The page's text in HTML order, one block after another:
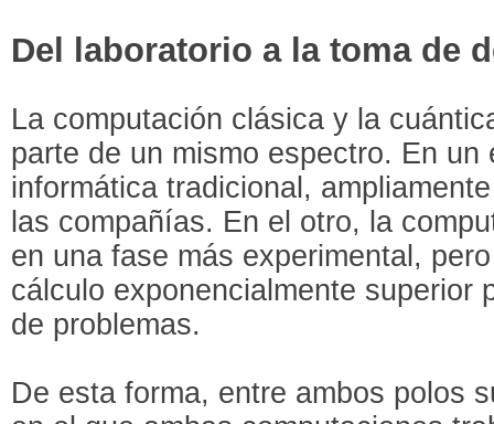
Del laboratorio a la toma de
La computación clásica y la
parte de un mismo espectro. En un
informática tradicional,
las compañías. En el otro, la
en una fase más experimental,
cálculo exponencialmente superior
de problemas.
De esta forma, entre ambos polos